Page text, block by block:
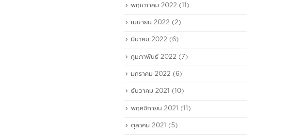
พฤษภาคม 2022 (11)
เมษายน 2022 (2)
มีนาคม 2022 (6)
กุมภาพันธ์ 2022 (7)
มกราคม 2022 (6)
ธันวาคม 2021 (10)
พฤศจิกายน 2021 (11)
ตุลาคม 2021 (5)